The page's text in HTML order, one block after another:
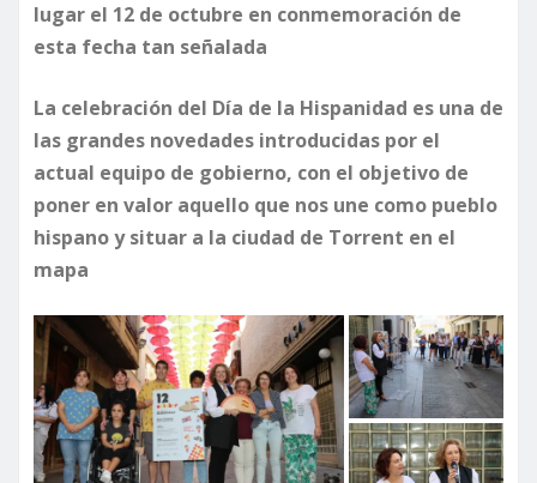
lugar el 12 de octubre en conmemoración de
esta fecha tan señalada
La celebración del Día de la Hispanidad es una de
las grandes novedades introducidas por el
actual equipo de gobierno, con el objetivo de
poner en valor aquello que nos une como pueblo
hispano y situar a la ciudad de Torrent en el
mapa